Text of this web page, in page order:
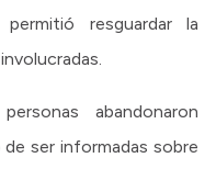
resguardar la
abandonaron
ser informadas sobre